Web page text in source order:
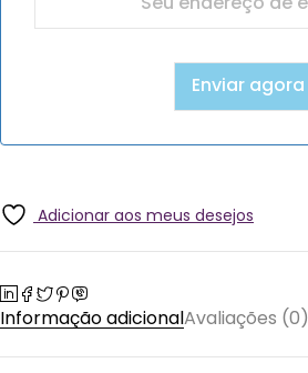
Adicionar aos meus desejos
Informação adicionalAvaliações (0)